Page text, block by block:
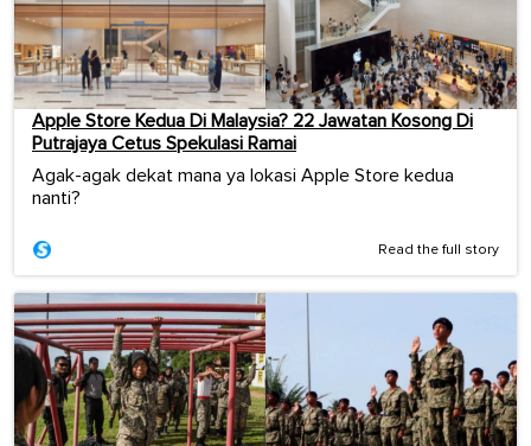
Apple Store Kedua Di Malaysia? 22 Jawatan Kosong Di
Putrajaya Cetus Spekulasi Ramai
Agak-agak dekat mana ya lokasi Apple Store kedua
nanti?
Read the full story